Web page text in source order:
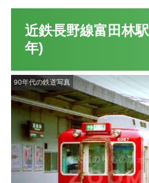
近鉄長野線富田林
年)
90年代の鉄道写真